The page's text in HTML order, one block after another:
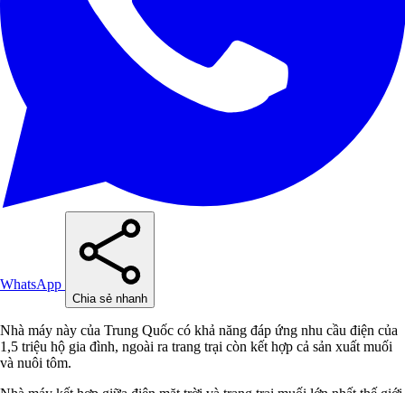
WhatsApp
Chia sẻ nhanh
Nhà máy này của Trung Quốc có khả năng đáp ứng nhu cầu điện của
1,5 triệu hộ gia đình, ngoài ra trang trại còn kết hợp cả sản xuất muối
và nuôi tôm.